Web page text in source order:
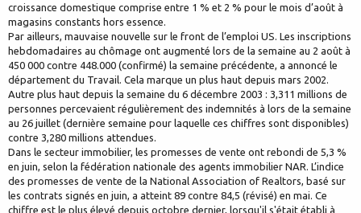
croissance domestique comprise entre 1 % et 2 % pour le mois d’août à
magasins constants hors essence.
Par ailleurs, mauvaise nouvelle sur le front de l’emploi US. Les inscriptions
hebdomadaires au chômage ont augmenté lors de la semaine au 2 août à
450 000 contre 448.000 (confirmé) la semaine précédente, a annoncé le
département du Travail. Cela marque un plus haut depuis mars 2002.
Autre plus haut depuis la semaine du 6 décembre 2003 : 3,311 millions de
personnes percevaient régulièrement des indemnités à lors de la semaine
au 26 juillet (dernière semaine pour laquelle ces chiffres sont disponibles)
contre 3,280 millions attendues.
Dans le secteur immobilier, les promesses de vente ont rebondi de 5,3 %
en juin, selon la fédération nationale des agents immobilier NAR. L’indice
des promesses de vente de la National Association of Realtors, basé sur
les contrats signés en juin, a atteint 89 contre 84,5 (révisé) en mai. Ce
chiffre est le plus élevé depuis octobre dernier, lorsqu'il s'était établi à